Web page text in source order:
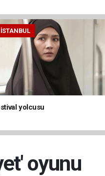
İSTANBUL
yolcusu
oyunu